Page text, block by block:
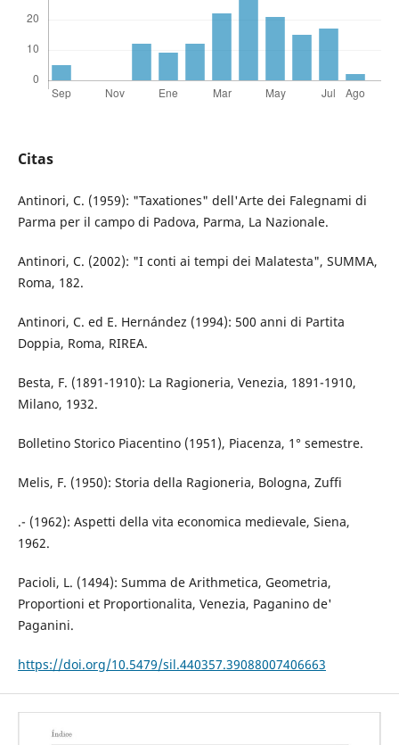
Citas
Antinori, C. (1959): "Taxationes" dell'Arte dei Falegnami di
Parma per il campo di Padova, Parma, La Nazionale.
Antinori, C. (2002): "I conti ai tempi dei Malatesta", SUMMA,
Roma, 182.
Antinori, C. ed E. Hernández (1994): 500 anni di Partita
Doppia, Roma, RIREA.
Besta, F. (1891-1910): La Ragioneria, Venezia, 1891-1910,
Milano, 1932.
Bolletino Storico Piacentino (1951), Piacenza, 1° semestre.
Melis, F. (1950): Storia della Ragioneria, Bologna, Zuffi
.- (1962): Aspetti della vita economica medievale, Siena,
1962.
Pacioli, L. (1494): Summa de Arithmetica, Geometria,
Proportioni et Proportionalita, Venezia, Paganino de'
Paganini.
https://doi.org/10.5479/sil.440357.39088007406663